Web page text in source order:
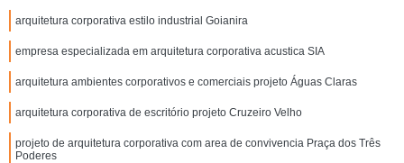
arquitetura corporativa estilo industrial Goianira
empresa especializada em arquitetura corporativa acustica SIA
arquitetura ambientes corporativos e comerciais projeto Águas Claras
arquitetura corporativa de escritório projeto Cruzeiro Velho
projeto de arquitetura corporativa com area de convivencia Praça dos Três
Poderes